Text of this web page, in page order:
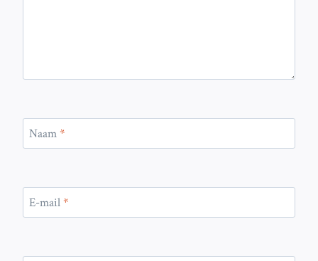
Naam*
E-mail*